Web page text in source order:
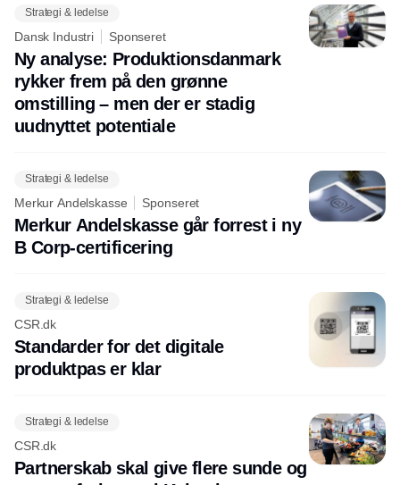
Strategi & ledelse
Dansk Industri Sponseret
Ny analyse: Produktionsdanmark
rykker frem på den grønne
omstilling – men der er stadig
uudnyttet potentiale
Strategi & ledelse
Merkur Andelskasse Sponseret
Merkur Andelskasse går forrest i ny
B Corp-certificering
Strategi & ledelse
CSR.dk
Standarder for det digitale
produktpas er klar
Strategi & ledelse
CSR.dk
Partnerskab skal give flere sunde og